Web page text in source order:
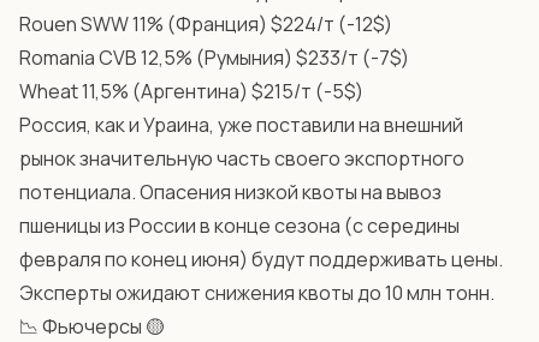
Rouen SWW 11% (Франция) $224/т (-12$)
Romania CVB 12,5% (Румыния) $233/т (-7$)
Wheat 11,5% (Аргентина) $215/т (-5$)
Россия, как и Ураина, уже поставили на внешний
рынок значительную часть своего экспортного
потенциала. Опасения низкой квоты на вывоз
пшеницы из России в конце сезона (с середины
февраля по конец июня) будут поддерживать цены.
Эксперты ожидают снижения квоты до 10 млн тонн.
📉 Фьючерсы 🟡